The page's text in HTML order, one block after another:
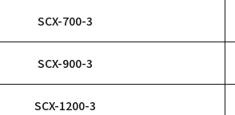
SCX-700-3
SCX-900-3
SCX-1200-3